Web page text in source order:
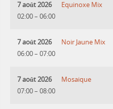
7 août 2026
02:00– 06:00
Equinoxe Mix
7 août 2026
06:00– 07:00
Noir Jaune Mix
7 août 2026
07:00– 08:00
Mosaique